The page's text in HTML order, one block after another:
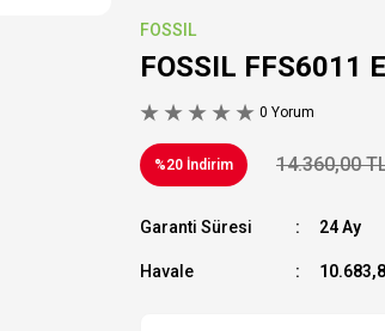
Aynı Gün Stoktan Gönderim
Ücretsiz Kargo
FOSSIL
FOSSIL FFS6011
0 Yorum
%20 İndirim 14.360,00
Garanti Süresi 24 Ay
Havale